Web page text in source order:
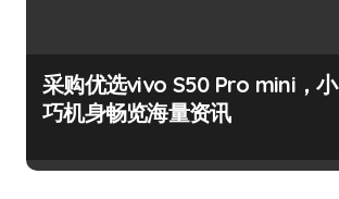
采购优选vivo S50 Pro mini，小
巧机身畅览海量资讯